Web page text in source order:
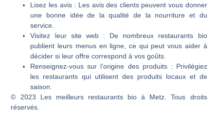
Lisez les avis: Les avis des clients peuvent vous donner
une bonne idée de la qualité de la nourriture et du
service.
Visitez leur site web: De nombreux restaurants bio
publient leurs menus en ligne, ce qui peut vous aider à
décider si leur offre correspond à vos goûts.
Renseignez-vous sur l’origine des produits: Privilégiez
les restaurants qui utilisent des produits locaux et de
saison.
© 2023 Les meilleurs restaurants bio à Metz. Tous droits
réservés.